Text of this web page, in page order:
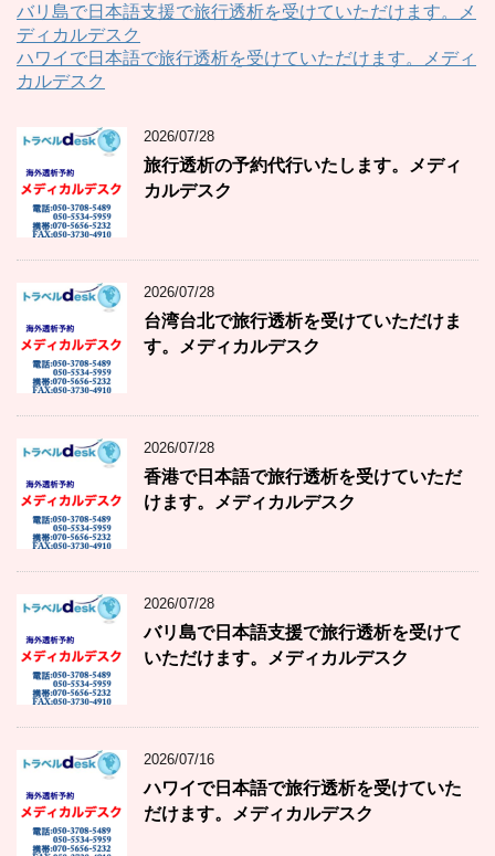
バリ島で日本語支援で旅行透析を受けていただけます。メ
ディカルデスク
ハワイで日本語で旅行透析を受けていただけます。メディ
カルデスク
2026/07/28
旅行透析の予約代行いたします。メディ
カルデスク
2026/07/28
台湾台北で旅行透析を受けていただけま
す。メディカルデスク
2026/07/28
香港で日本語で旅行透析を受けていただ
けます。メディカルデスク
2026/07/28
バリ島で日本語支援で旅行透析を受けて
いただけます。メディカルデスク
2026/07/16
ハワイで日本語で旅行透析を受けていた
だけます。メディカルデスク